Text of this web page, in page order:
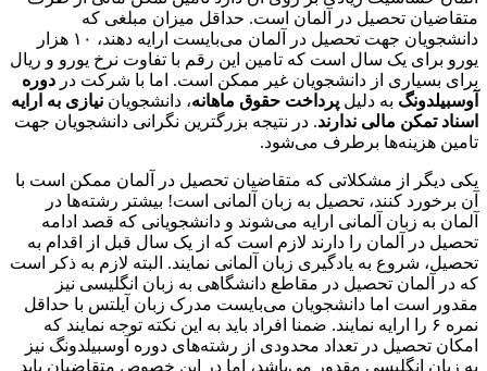
متقاضیان تحصیل در آلمان است. حداقل میزان مبلغی که
دانشجویان جهت تحصیل در آلمان می‌بایست ارایه دهند، ۱۰ هزار
یورو برای یک سال است که تامین این رقم با تفاوت نرخ یورو و ریال
برای بسیاری از دانشجویان غیر ممکن است. اما با شرکت در دوره
آوسبیلدونگ به دلیل پرداخت حقوق ماهانه، دانشجویان نیازی به ارایه
اسناد تمکن مالی ندارند. در نتیجه بزرگترین نگرانی دانشجویان جهت
تامین هزینه‌ها برطرف می‌شود.
یکی دیگر از مشکلاتی که متقاضیان تحصیل در آلمان ممکن است با
آن برخورد کنند، تحصیل به زبان آلمانی است! بیشتر رشته‌ها در
آلمان به زبان آلمانی ارایه می‌شوند و دانشجویانی که قصد ادامه
تحصیل در آلمان را دارند لازم است که از یک سال قبل از اقدام به
تحصیل، شروع به یادگیری زبان آلمانی نمایند. البته لازم به ذکر است
که در آلمان تحصیل در مقاطع دانشگاهی به زبان انگلیسی نیز
مقدور است اما دانشجویان می‌بایست مدرک زبان آیلتس با حداقل
نمره ۶ را ارایه نمایند. ضمنا افراد باید به این نکته توجه نمایند که
امکان تحصیل در تعداد محدودی از رشته‌های دوره آوسبیلدونگ نیز
به زبان انگلیسی مقدور می‌باشد، اما در این خصوص متقاضیان باید